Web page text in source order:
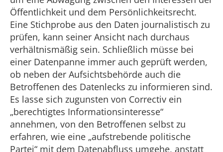
Öffentlichkeit und dem Persönlichkeitsrecht.
Eine Stichprobe aus den Daten journalistisch zu
prüfen, kann seiner Ansicht nach durchaus
verhältnismäßig sein. Schließlich müsse bei
einer Datenpanne immer auch geprüft werden,
ob neben der Aufsichtsbehörde auch die
Betroffenen des Datenlecks zu informieren sind.
Es lasse sich zugunsten von Correctiv ein
„berechtigtes Informationsinteresse“
annehmen, von den Betroffenen selbst zu
erfahren, wie eine „aufstrebende politische
Partei“ mit dem Datenabfluss umgehe, anstatt